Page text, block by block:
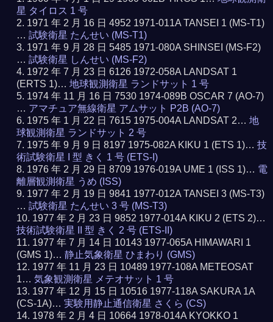
星 タイロス 1 号
1971 年 2 月 16 日 4952 1971-011A TANSEI 1 (MS-T1)
…試験衛星 たんせい (MS-T1)
1971 年 9 月 28 日 5485 1971-080A SHINSEI (MS-F2)
…試験衛星 しんせい (MS-F2)
1972 年 7 月 23 日 6126 1972-058A LANDSAT 1
(ERTS 1)…地球観測衛星 ランドサット 1 号
1974 年 11 月 16 日 7530 1974-089B OSCAR 7 (AO-7)
… アマチュア無線衛星 アムサット P2B (AO-7)
1975 年 1 月 22 日 7615 1975-004A LANDSAT 2…地
球観測衛星 ランドサット 2 号
1975 年 9 月 9 日 8197 1975-082A KIKU 1 (ETS 1)…技
術試験衛星 I 型 きく 1 号 (ETS-I)
1976 年 2 月 29 日 8709 1976-019A UME 1 (ISS 1)… 電
離層観測衛星 うめ (ISS)
1977 年 2 月 19 日 9841 1977-012A TANSEI 3 (MS-T3)
…試験衛星 たんせい 3 号 (MS-T3)
1977 年 2 月 23 日 9852 1977-014A KIKU 2 (ETS 2)…
技術試験衛星 II 型 きく 2 号 (ETS-II)
1977 年 7 月 14 日 10143 1977-065A HIMAWARI 1
(GMS 1)…静止気象衛星 ひまわり (GMS)
1977 年 11 月 23 日 10489 1977-108A METEOSAT
1…気象観測衛星 メテオサット 1 号
1977 年 12 月 15 日 10516 1977-118A SAKURA 1A
(CS-1A)…実験用静止通信衛星 さくら (CS)
1978 年 2 月 4 日 10664 1978-014A KYOKKO 1